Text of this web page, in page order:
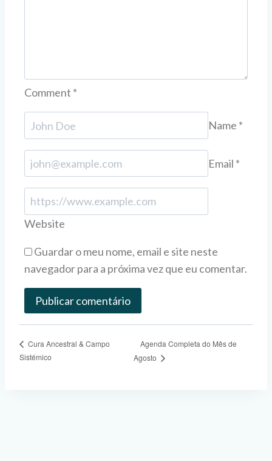
Comment *
Name *
Email *
Website
Guardar o meu nome, email e site neste
navegador para a próxima vez que eu comentar.
Cura Ancestral & Campo
Sistémico
Agenda Completa do Mês de
Agosto